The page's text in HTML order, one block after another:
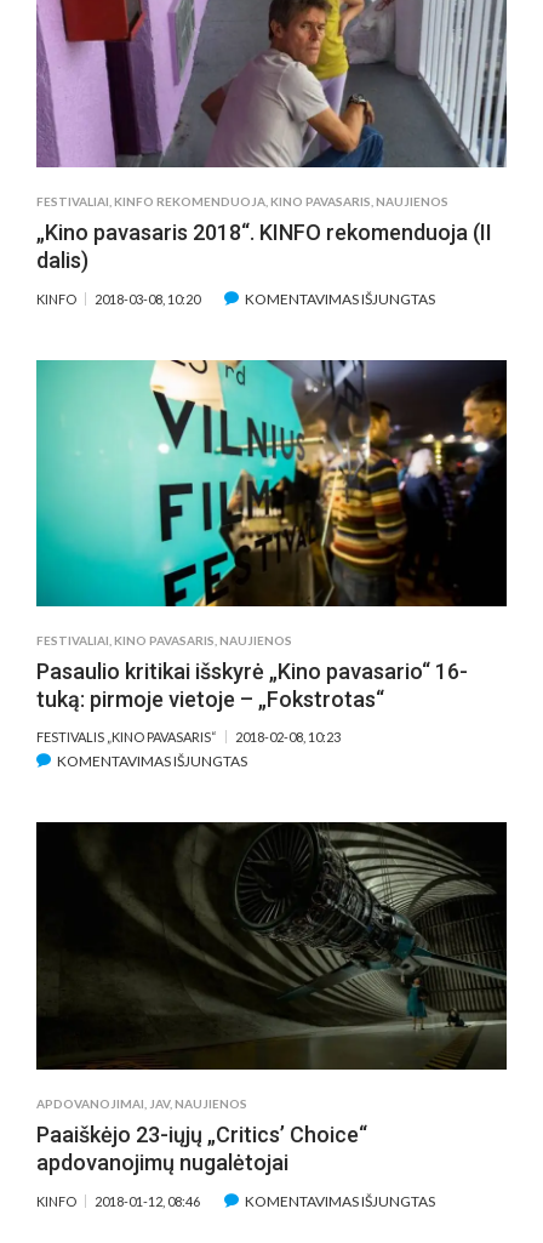
(II
DALIS)
FESTIVALIAI KINFO REKOMENDUOJA KINO PAVASARIS NAUJIENOS
„Kino pavasaris 2018“. KINFO rekomenduoja (II
dalis)
KINFO 2018-03-08, 10:20 KOMENTAVIMAS IŠJUNGTASĮRAŠE
KINFO
(II
DALIS)
FESTIVALIAI KINO PAVASARIS NAUJIENOS
Pasaulio kritikai išskyrė „Kino pavasario“ 16-
tuką: pirmoje vietoje – „Fokstrotas“
FESTIVALIS „KINO PAVASARIS“ 2018-02-08, 10:23
KOMENTAVIMAS IŠJUNGTASĮRAŠE
IŠSKYRĖ
„KINO
PAVASARIO“
16-
TUKĄ:
PIRMOJE
VIETOJE
–
„FOKSTROTAS“
APDOVANOJIMAI JAV, NAUJIENOS
Paaiškėjo 23-iųjų „Critics’ Choice“
apdovanojimų nugalėtojai
KINFO 2018-01-12, 08:46 KOMENTAVIMAS IŠJUNGTASĮRAŠE